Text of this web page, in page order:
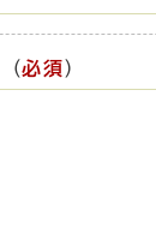
（必須）